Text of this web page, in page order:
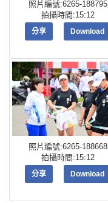
照片編號:6265-188795
拍攝時間:15:12
分享 Download
照片編號:6265-188668
拍攝時間:15:12
分享 Download